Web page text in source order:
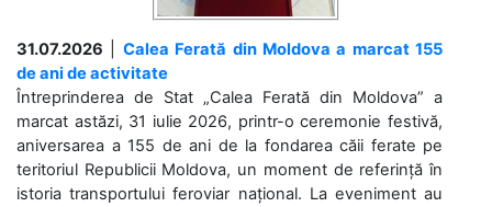
31.07.2026
Calea Ferată din Moldova a marcat 155
de ani de activitate
Întreprinderea de Stat „Calea Ferată din Moldova” a
marcat astăzi, 31 iulie 2026, printr-o ceremonie festivă,
aniversarea a 155 de ani de la fondarea căii ferate pe
teritoriul Republicii Moldova, un moment de referință în
istoria transportului feroviar național. La eveniment au